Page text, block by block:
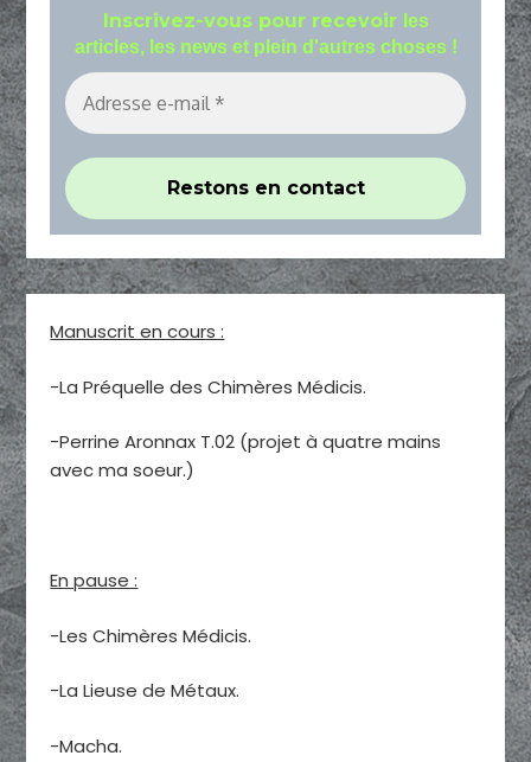
Inscrivez-vous pour recevoir les
articles, les news et plein d'autres choses !
Manuscrit en cours :
-La Préquelle des Chimères Médicis.
-Perrine Aronnax T.02 (projet à quatre mains
avec ma soeur.)
En pause :
-Les Chimères Médicis.
-La Lieuse de Métaux.
-Macha.